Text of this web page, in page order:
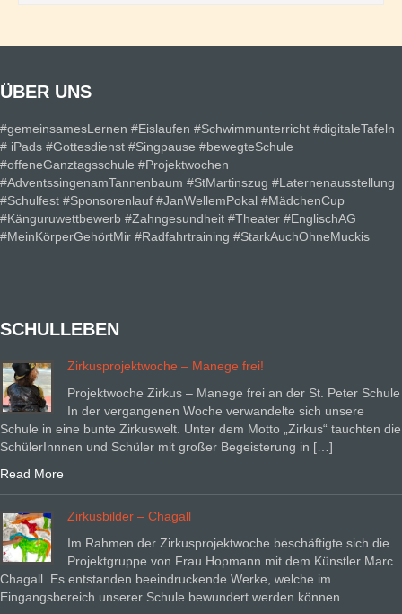
ÜBER UNS
#gemeinsamesLernen #Eislaufen #Schwimmunterricht #digitaleTafeln
# iPads #Gottesdienst #Singpause #bewegteSchule
#offeneGanztagsschule #Projektwochen
#AdventssingenamTannenbaum #StMartinszug #Laternenausstellung
#Schulfest #Sponsorenlauf #JanWellemPokal #MädchenCup
#Känguruwettbewerb #Zahngesundheit #Theater #EnglischAG
#MeinKörperGehörtMir #Radfahrtraining #StarkAuchOhneMuckis
SCHULLEBEN
Zirkusprojektwoche – Manege frei!
Projektwoche Zirkus – Manege frei an der St. Peter Schule
In der vergangenen Woche verwandelte sich unsere
Schule in eine bunte Zirkuswelt. Unter dem Motto „Zirkus“ tauchten die
SchülerInnnen und Schüler mit großer Begeisterung in […]
Read More
Zirkusbilder – Chagall
Im Rahmen der Zirkusprojektwoche beschäftigte sich die
Projektgruppe von Frau Hopmann mit dem Künstler Marc
Chagall. Es entstanden beeindruckende Werke, welche im
Eingangsbereich unserer Schule bewundert werden können.